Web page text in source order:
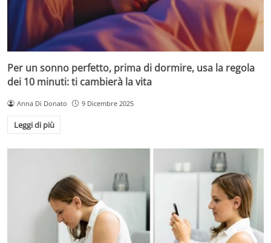
Per un sonno perfetto, prima di dormire, usa la regola
dei 10 minuti: ti cambierà la vita
Anna Di Donato 9 Dicembre 2025
Leggi di più